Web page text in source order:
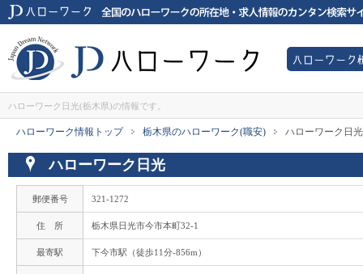
ハローワーク日光(栃木県)の情報です。
ハローワーク情報トップ
栃木県のハローワーク(職安)
ハローワーク日光
ハローワーク日光
郵便番号 321-1272
住 所 栃木県日光市今市本町32-1
最寄駅 下今市駅（徒歩11分-856m）